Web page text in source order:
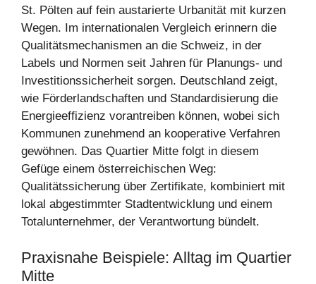
St. Pölten auf fein austarierte Urbanität mit kurzen
Wegen. Im internationalen Vergleich erinnern die
Qualitätsmechanismen an die Schweiz, in der
Labels und Normen seit Jahren für Planungs- und
Investitionssicherheit sorgen. Deutschland zeigt,
wie Förderlandschaften und Standardisierung die
Energieeffizienz vorantreiben können, wobei sich
Kommunen zunehmend an kooperative Verfahren
gewöhnen. Das Quartier Mitte folgt in diesem
Gefüge einem österreichischen Weg:
Qualitätssicherung über Zertifikate, kombiniert mit
lokal abgestimmter Stadtentwicklung und einem
Totalunternehmer, der Verantwortung bündelt.
Praxisnahe Beispiele: Alltag im Quartier
Mitte